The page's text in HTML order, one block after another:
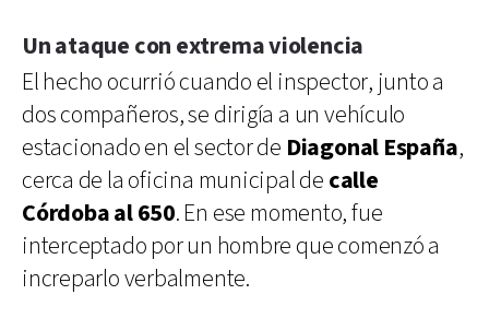
Un ataque con extrema violencia
El hecho ocurrió cuando el inspector, junto a
dos compañeros, se dirigía a un vehículo
estacionado en el sector de Diagonal España,
cerca de la oficina municipal de calle
Córdoba al 650. En ese momento, fue
interceptado por un hombre que comenzó a
increparlo verbalmente.